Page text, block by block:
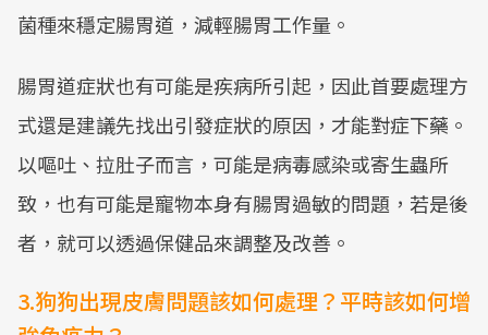
菌種來穩定腸胃道，減輕腸胃工作量。
腸胃道症狀也有可能是疾病所引起，因此首要處理方
式還是建議先找出引發症狀的原因，才能對症下藥。
以嘔吐、拉肚子而言，可能是病毒感染或寄生蟲所
致，也有可能是寵物本身有腸胃過敏的問題，若是後
者，就可以透過保健品來調整及改善。
3.狗狗出現皮膚問題該如何處理？平時該如何增